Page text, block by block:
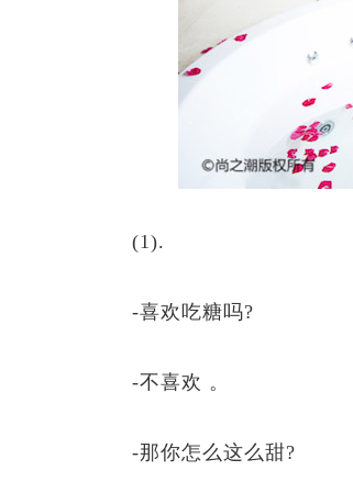
(1).
-喜欢吃糖吗?
-不喜欢 。
-那你怎么这么甜?